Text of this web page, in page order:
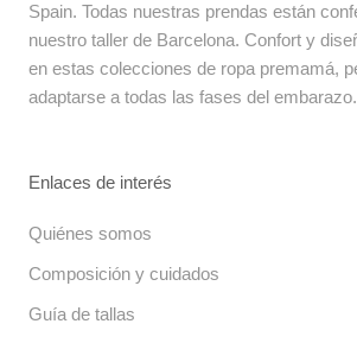
Spain. Todas nuestras prendas están
nuestro taller de Barcelona. Confort y
en estas colecciones de ropa premamá,
adaptarse a todas las fases del embarazo.
Enlaces de interés
Quiénes somos
Composición y cuidados
Guía de tallas